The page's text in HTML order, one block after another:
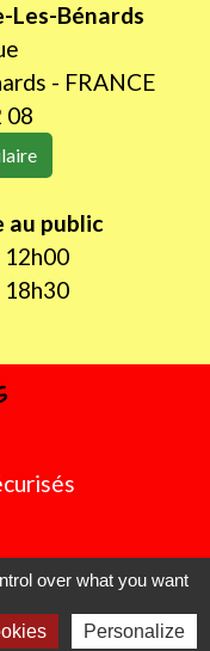
Les-Bénards
- FRANCE
08
au public
18h30
over what you want
Personalize